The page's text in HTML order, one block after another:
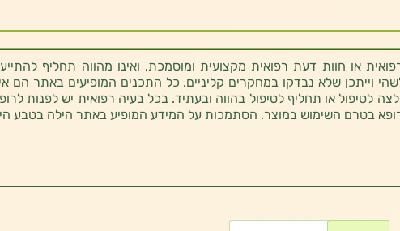
או חוות דעת רפואית מקצועית ומוסמכת, ואינו מהווה תחליף
וייתכן שלא נבדקו במחקרים קליניים. כל התכנים המופיעים באתר הם
לטיפול או תחליף לטיפול בהווה ובעתיד. בכל בעיה רפואית יש לפנות
בטרם השימוש במוצר. הסתמכות על המידע המופיע באתר הילה בטבע